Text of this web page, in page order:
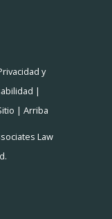
y
|
| Arriba
Law